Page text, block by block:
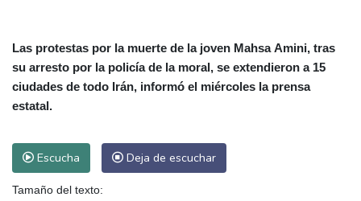
Las protestas por la muerte de la joven Mahsa Amini, tras
su arresto por la policía de la moral, se extendieron a 15
ciudades de todo Irán, informó el miércoles la prensa
estatal.
Escucha Deja de escuchar
Tamaño del texto: